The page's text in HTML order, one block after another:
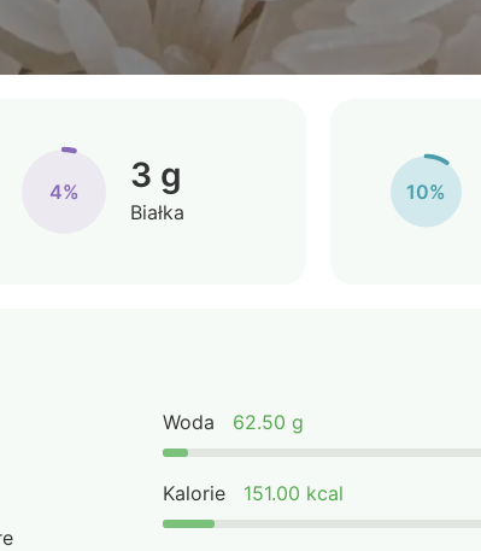
4% 3 g
Białka
10%
Woda 62.50 g
Kalorie 151.00 kcal